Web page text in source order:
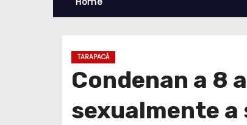
TARAPACÁ
Condenan a 8
sexualmente a